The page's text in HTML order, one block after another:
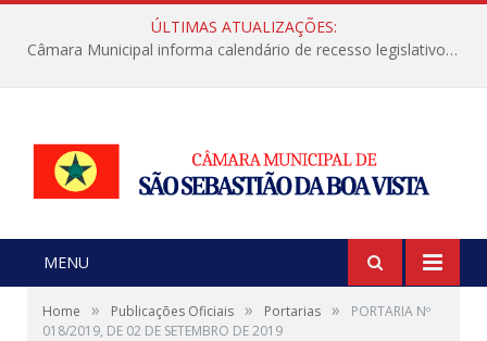
ÚLTIMAS ATUALIZAÇÕES:
Câmara Municipal informa calendário de recesso legislativo de julho
MENU
Home » Publicações Oficiais » Portarias »
PORTARIA Nº
018/2019, DE 02 DE SETEMBRO DE 2019